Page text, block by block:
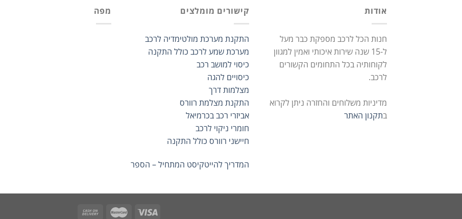
אודות
חנות הכל לרכב מספקת כבר מעל
ל-15 שנה שירות איכותי ואמין למגוון
לקוחותיה בכל התחומים הקשורים
לרכב.
מדיניות משלוחים והחזרה ניתן לקרוא
בתקנון האתר
קישורים מומלצים
התקנת מערכת מולטימדיה לרכב
מערכת שמע לרכב כולל התקנה
כיסוי למושב רכב
כיסויים להגה
מצלמות דרך
התקנת מצלמת רוורס
אביזרי רכב בכרמיאל
חומרי ניקוי לרכב
חיישני רוורס כולל התקנה
המדריך להייטקיסט המתחיל – הספר
מפה